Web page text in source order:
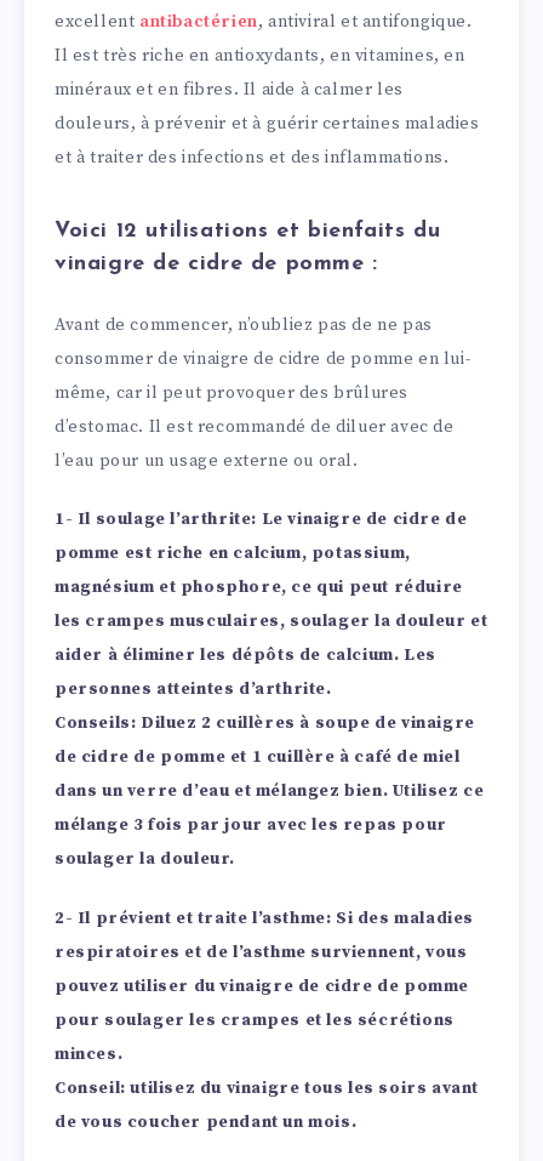
excellent antibactérien, antiviral et antifongique.
Il est très riche en antioxydants, en vitamines, en
minéraux et en fibres. Il aide à calmer les
douleurs, à prévenir et à guérir certaines maladies
et à traiter des infections et des inflammations.
Voici 12 utilisations et bienfaits du
vinaigre de cidre de pomme :
Avant de commencer, n’oubliez pas de ne pas
consommer de vinaigre de cidre de pomme en lui-
même, car il peut provoquer des brûlures
d’estomac. Il est recommandé de diluer avec de
l’eau pour un usage externe ou oral.
1- Il soulage l’arthrite: Le vinaigre de cidre de
pomme est riche en calcium, potassium,
magnésium et phosphore, ce qui peut réduire
les crampes musculaires, soulager la douleur et
aider à éliminer les dépôts de calcium. Les
personnes atteintes d’arthrite.
Conseils: Diluez 2 cuillères à soupe de vinaigre
de cidre de pomme et 1 cuillère à café de miel
dans un verre d’eau et mélangez bien. Utilisez ce
mélange 3 fois par jour avec les repas pour
soulager la douleur.
2- Il prévient et traite l’asthme: Si des maladies
respiratoires et de l’asthme surviennent, vous
pouvez utiliser du vinaigre de cidre de pomme
pour soulager les crampes et les sécrétions
minces.
Conseil: utilisez du vinaigre tous les soirs avant
de vous coucher pendant un mois.